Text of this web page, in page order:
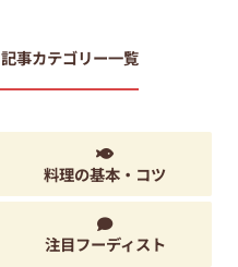
記事カテゴリー一覧
料理の基本・コツ
注目フーディスト